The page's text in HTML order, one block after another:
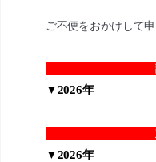
ご不便をおかけして
▼2026年
▼2026年